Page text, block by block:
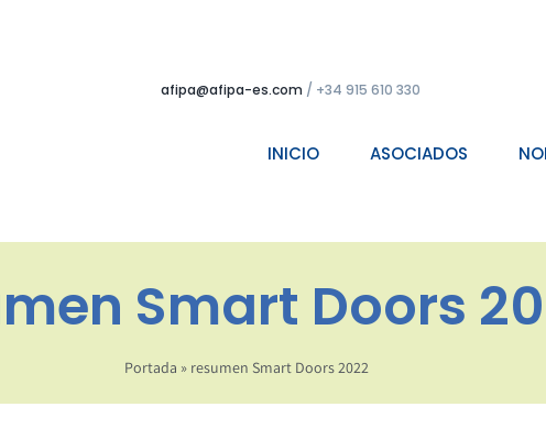
afipa@afipa-es.com / +34 915 610 330
INICIO ASOCIADOS
Smart Doors
Portada » resumen Smart Doors 2022